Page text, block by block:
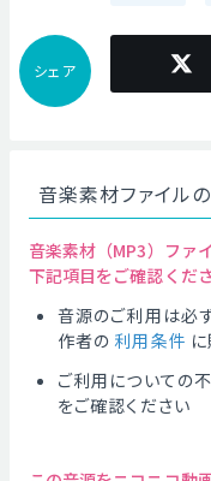
シェア
音楽素材ファイル
音楽素材（MP3）ファ
下記項目をご確認くださ
音源のご利用は必
作者の 利用条件
ご利用についての
をご確認ください